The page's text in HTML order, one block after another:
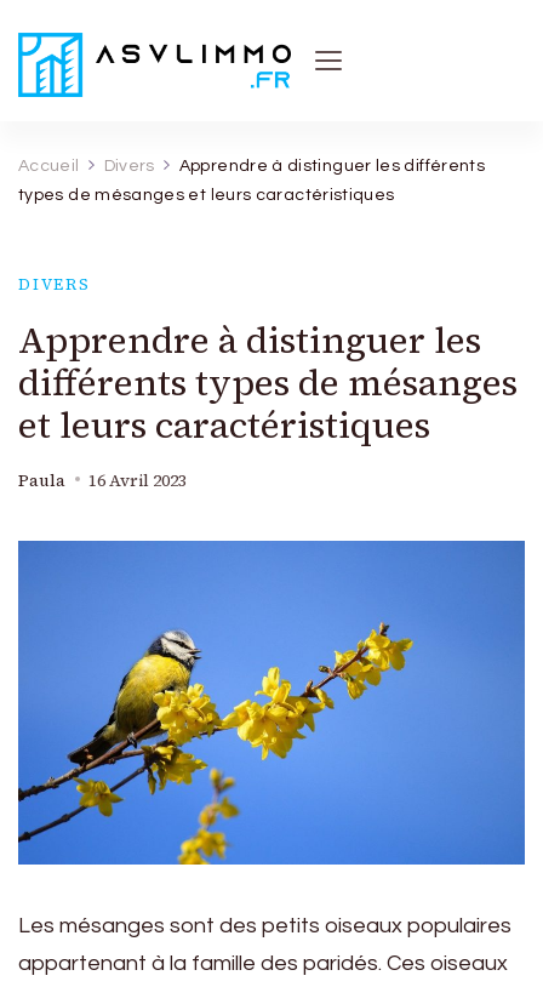
Accueil Divers
Apprendre à distinguer les différents
types de mésanges et leurs caractéristiques
DIVERS
Apprendre à distinguer les
différents types de mésanges
et leurs caractéristiques
Paula 16 Avril 2023
Les mésanges sont des petits oiseaux populaires
appartenant à la famille des paridés. Ces oiseaux